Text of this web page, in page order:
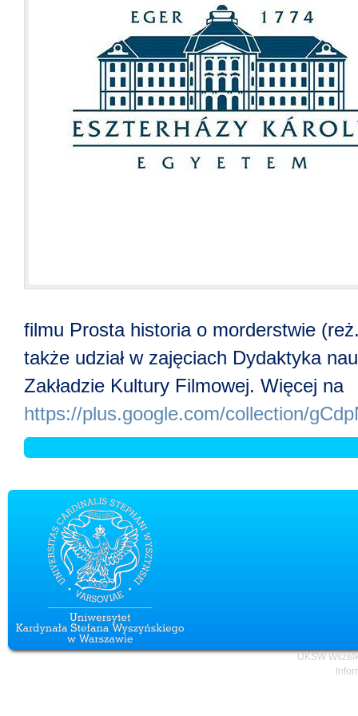
filmu Prosta historia o morderstwie
także udział w zajęciach Dydaktyka
Zakładzie Kultury Filmowej. Więcej na
https://plus.google.com/collection/
UKSW